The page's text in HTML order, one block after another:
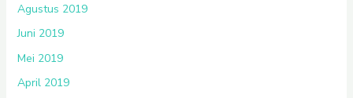
Agustus 2019
Juni 2019
Mei 2019
April 2019